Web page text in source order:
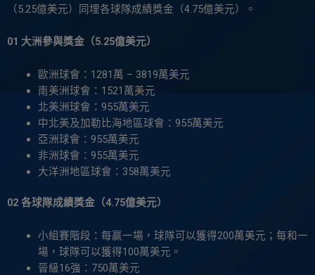
（5.25億美元）同埋各球隊成績獎金（4.75億美元）。
01 大洲參與獎金（5.25億美元）
歐洲球會：1281萬 – 3819萬美元
南美洲球會：1521萬美元
北美洲球會：955萬美元
中北美及加勒比海地區球會：955萬美元
亞洲球會：955萬美元
非洲球會：955萬美元
大洋洲地區球會：358萬美元
02 各球隊成績獎金（4.75億美元）
小組賽階段：每贏一場，球隊可以獲得200萬美元；每和一
場，球隊可以獲得100萬美元。
晉級16強：750萬美元